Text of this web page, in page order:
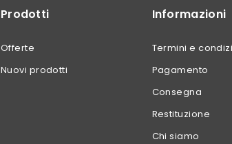
Prodotti
Offerte
Nuovi prodotti
Informazioni
Termini e
Pagamento
Consegna
Restituzione
Chi siamo